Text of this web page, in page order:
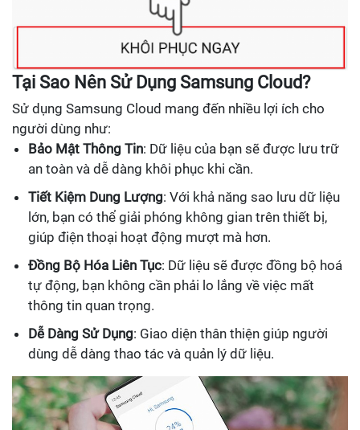
Tại Sao Nên Sử Dụng Samsung Cloud?
Sử dụng Samsung Cloud mang đến nhiều lợi ích cho
người dùng như:
Bảo Mật Thông Tin: Dữ liệu của bạn sẽ được lưu trữ
an toàn và dễ dàng khôi phục khi cần.
Tiết Kiệm Dung Lượng: Với khả năng sao lưu dữ liệu
lớn, bạn có thể giải phóng không gian trên thiết bị,
giúp điện thoại hoạt động mượt mà hơn.
Đồng Bộ Hóa Liên Tục: Dữ liệu sẽ được đồng bộ hoá
tự động, bạn không cần phải lo lắng về việc mất
thông tin quan trọng.
Dễ Dàng Sử Dụng: Giao diện thân thiện giúp người
dùng dễ dàng thao tác và quản lý dữ liệu.